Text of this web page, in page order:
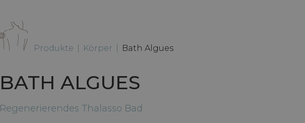
Produkte Körper Bath Algues
BATH ALGUES
Regenerierendes Thalasso Bad